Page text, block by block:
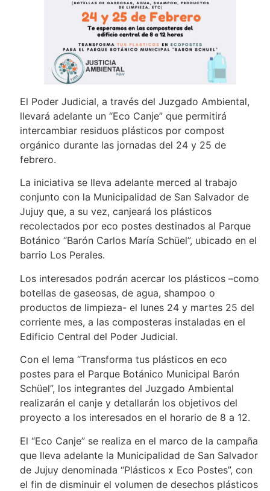
El Poder Judicial, a través del Juzgado Ambiental,
llevará adelante un “Eco Canje” que permitirá
intercambiar residuos plásticos por compost
orgánico durante las jornadas del 24 y 25 de
febrero.
La iniciativa se lleva adelante merced al trabajo
conjunto con la Municipalidad de San Salvador de
Jujuy que, a su vez, canjeará los plásticos
recolectados por eco postes destinados al Parque
Botánico “Barón Carlos María Schüel”, ubicado en el
barrio Los Perales.
Los interesados podrán acercar los plásticos –como
botellas de gaseosas, de agua, shampoo o
productos de limpieza- el lunes 24 y martes 25 del
corriente mes, a las composteras instaladas en el
Edificio Central del Poder Judicial.
Con el lema “Transforma tus plásticos en eco
postes para el Parque Botánico Municipal Barón
Schüel”, los integrantes del Juzgado Ambiental
realizarán el canje y detallarán los objetivos del
proyecto a los interesados en el horario de 8 a 12.
El “Eco Canje” se realiza en el marco de la campaña
que lleva adelante la Municipalidad de San Salvador
de Jujuy denominada “Plásticos x Eco Postes”, con
el fin de disminuir el volumen de desechos plásticos